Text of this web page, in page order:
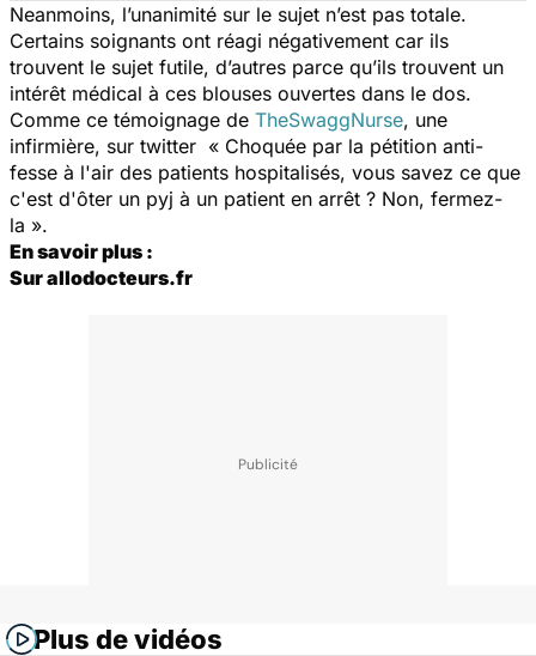
Neanmoins, l’unanimité sur le sujet n’est pas totale.
Certains soignants ont réagi négativement car ils
trouvent le sujet futile, d’autres parce qu’ils trouvent un
intérêt médical à ces blouses ouvertes dans le dos.
Comme ce témoignage de TheSwaggNurse, une
infirmière, sur twitter « Choquée par la pétition anti-
fesse à l'air des patients hospitalisés, vous savez ce que
c'est d'ôter un pyj à un patient en arrêt ? Non, fermez-
la ».
En savoir plus :
Sur allodocteurs.fr
Plus de vidéos